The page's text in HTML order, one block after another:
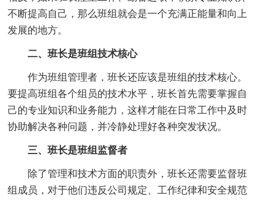
不断提高自己，那么班组就会是一个充满正能量和向上
发展的地方。
二、班长是班组技术核心
作为班组管理者，班长还应该是班组的技术核心。
要提高班组各个组员的技术水平，班长首先需要掌握自
己的专业知识和业务能力，这样才能在日常工作中及时
协助解决各种问题，并冷静处理好各种突发状况。
三、班长是班组监督者
除了管理和技术方面的职责外，班长还需要监督班
组成员，对于他们违反公司规定、工作纪律和安全规范